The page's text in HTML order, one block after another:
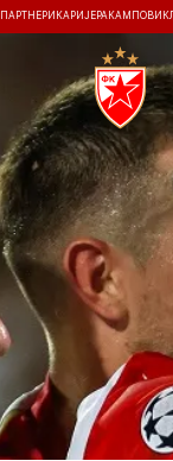
ПАРТНЕРИ КАРИЈЕРА КАМПОВИ